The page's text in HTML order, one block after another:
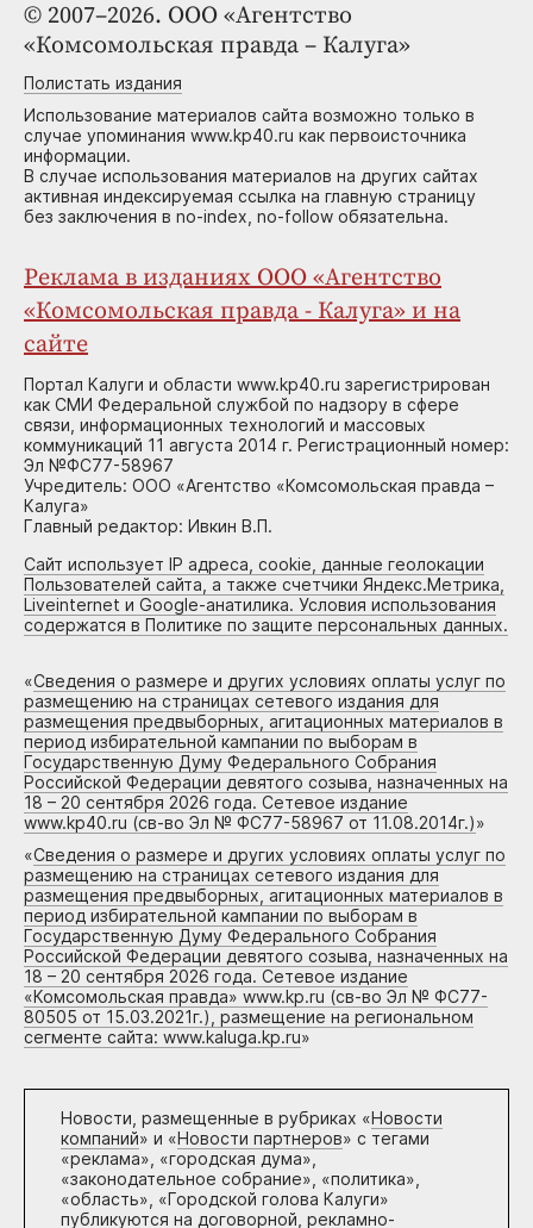
© 2007–2026. ООО «Агентство
«Комсомольская правда – Калуга»
Полистать издания
Использование материалов сайта возможно только в
случае упоминания www.kp40.ru как первоисточника
информации.
В случае использования материалов на других сайтах
активная индексируемая ссылка на главную страницу
без заключения в no-index, no-follow обязательна.
Реклама в изданиях ООО «Агентство
«Комсомольская правда - Калуга» и на
сайте
Портал Калуги и области www.kp40.ru зарегистрирован
как СМИ Федеральной службой по надзору в сфере
связи, информационных технологий и массовых
коммуникаций 11 августа 2014 г. Регистрационный номер:
Эл №ФС77-58967
Учредитель: ООО «Агентство «Комсомольская правда –
Калуга»
Главный редактор: Ивкин В.П.
Сайт использует IP адреса, cookie, данные геолокации
Пользователей сайта, а также счетчики Яндекс.Метрика,
Liveinternet и Google-анатилика. Условия использования
содержатся в Политике по защите персональных данных.
«Сведения о размере и других условиях оплаты услуг по
размещению на страницах сетевого издания для
размещения предвыборных, агитационных материалов в
период избирательной кампании по выборам в
Государственную Думу Федерального Собрания
Российской Федерации девятого созыва, назначенных на
18 – 20 сентября 2026 года. Сетевое издание
www.kp40.ru (св-во Эл № ФС77-58967 от 11.08.2014г.)»
«Сведения о размере и других условиях оплаты услуг по
размещению на страницах сетевого издания для
размещения предвыборных, агитационных материалов в
период избирательной кампании по выборам в
Государственную Думу Федерального Собрания
Российской Федерации девятого созыва, назначенных на
18 – 20 сентября 2026 года. Сетевое издание
«Комсомольская правда» www.kp.ru (св-во Эл № ФС77-
80505 от 15.03.2021г.), размещение на региональном
сегменте сайта: www.kaluga.kp.ru»
Новости, размещенные в рубриках «Новости
компаний» и «Новости партнеров» с тегами
«реклама», «городская дума»,
«законодательное собрание», «политика»,
«область», «Городской голова Калуги»
публикуются на договорной, рекламно-